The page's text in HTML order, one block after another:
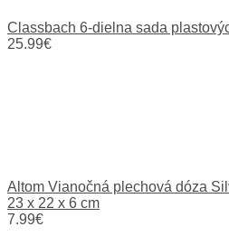
Classbach 6-dielna sada
25.99€
Altom Vianočná plechová dóza
23 x 22 x 6 cm
7.99€